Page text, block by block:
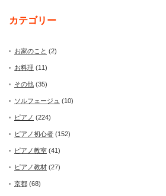
カテゴリー
お家のこと (2)
お料理 (11)
その他 (35)
ソルフェージュ (10)
ピアノ (224)
ピアノ初心者 (152)
ピアノ教室 (41)
ピアノ教材 (27)
京都 (68)